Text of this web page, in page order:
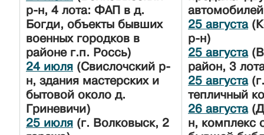
р-н, 4 лота: ФАП в д.
Богди, объекты бывших
военных городков в
районе г.п. Россь)
24 июля (Свислочский р-
н, здания мастерских и
бытовой около д.
Гриневичи)
25 июля (г. Волковыск, 2
25 августа
р-н)
25 августа
район, 3
25 августа
тепличный
26 августа
н, комплекс